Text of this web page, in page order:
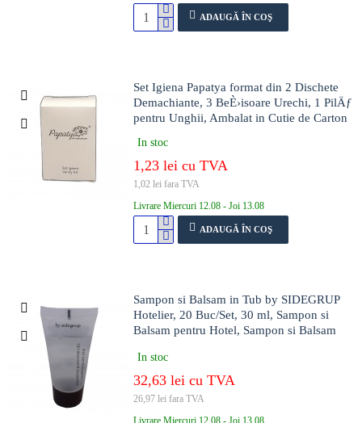
ADAUGĂ ÎN COŞ
Set Igiena Papatya format din 2 Dischete
Demachiante, 3 BeÈ›isoare Urechi, 1 PilÄƒ
pentru Unghii, Ambalat in Cutie de Carton
In stoc
1,23 lei cu TVA
1,02 lei fara TVA
Livrare Miercuri 12.08 - Joi 13.08
ADAUGĂ ÎN COŞ
Sampon si Balsam in Tub by SIDEGRUP
Hotelier, 20 Buc/Set, 30 ml, Sampon si
Balsam pentru Hotel, Sampon si Balsam
Hotel, Cosmetice Hotel, Set Cosmetice
pentru Hoteluri
In stoc
32,63 lei cu TVA
26,97 lei fara TVA
Livrare Miercuri 12.08 - Joi 13.08